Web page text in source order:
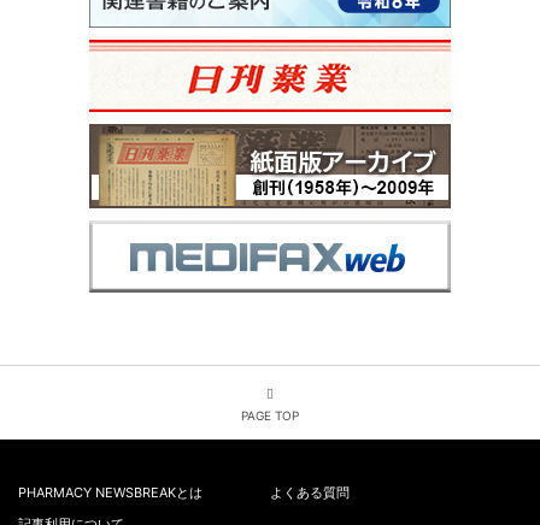
PAGE TOP
PHARMACY NEWSBREAKとは
よくある質問